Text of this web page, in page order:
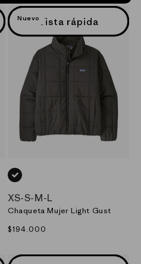
NuevoVista rápida
NEGRO_(BLK)
XS-S-M-L
Chaqueta Mujer Light Gust
Precio
$194.000